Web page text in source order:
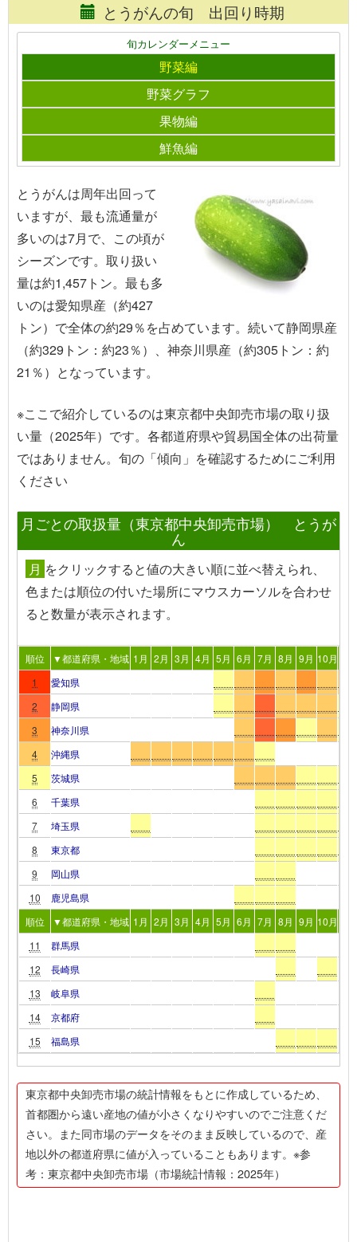
とうがんの旬 出回り時期
旬カレンダーメニュー
野菜編
野菜グラフ
果物編
鮮魚編
とうがんは周年出回って
いますが、最も流通量が
多いのは7月で、この頃が
シーズンです。取り扱い
量は約1,457トン。最も多
いのは愛知県産（約427
トン）で全体の約29％を占めています。続いて静岡県産
（約329トン：約23％）、神奈川県産（約305トン：約
21％）となっています。
※ここで紹介しているのは東京都中央卸売市場の取り扱
い量（2025年）です。各都道府県や貿易国全体の出荷量
ではありません。旬の「傾向」を確認するためにご利用
ください
月ごとの取扱量（東京都中央卸売市場） とうが
ん
月 をクリックすると値の大きい順に並べ替えられ、
色または順位の付いた場所にマウスカーソルを合わせ
ると数量が表示されます。
順位 ▼都道府県・地域 1月 2月 3月 4月 5月 6月 7月 8月 9月 10月
1
愛知県
2
静岡県
3
神奈川県
4
沖縄県
5
茨城県
6
千葉県
7
埼玉県
8
東京都
9
岡山県
10
鹿児島県
順位
▼都道府県・地域 1月 2月 3月 4月 5月 6月 7月 8月 9月 10月
11
群馬県
12
長崎県
13
岐阜県
14
京都府
15
福島県
東京都中央卸売市場の統計情報をもとに作成しているため、
首都圏から遠い産地の値が小さくなりやすいのでご注意くだ
さい。また同市場のデータをそのまま反映しているので、産
地以外の都道府県に値が入っていることもあります。※参
考：東京都中央卸売市場（市場統計情報：2025年）